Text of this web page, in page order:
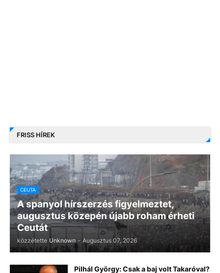
FRISS HÍREK
CEUTA
A spanyol hírszerzés figyelmeztet,
augusztus közepén újabb roham érheti
Ceutát
közzétette Unknown - Augusztus 07, 2026
Pilhál György: Csak a baj volt Takaróval?